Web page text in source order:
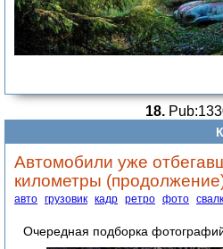
18.
Автомобили уже
километры
авто грузовик кадр ретро фото
Очередная подборка